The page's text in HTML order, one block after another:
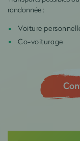
randonnée :
Voiture
Co-voiturage